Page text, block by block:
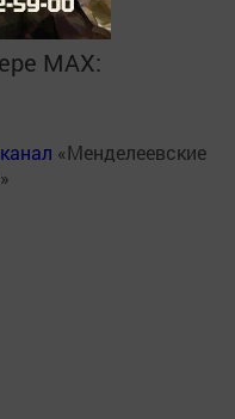
в
MАХ:
«Менделеевские